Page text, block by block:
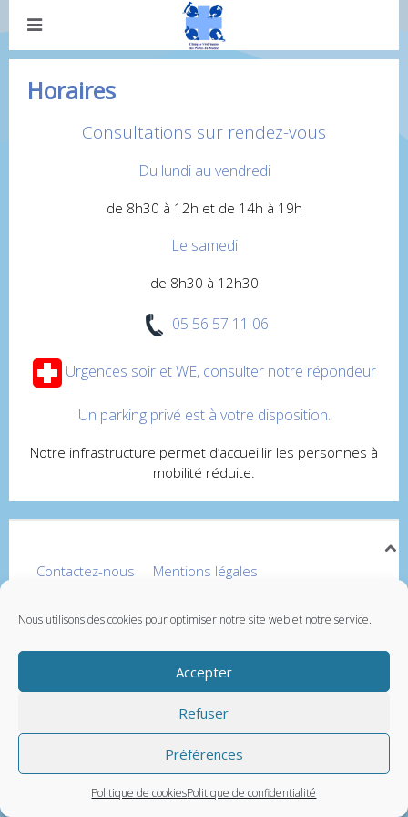
Nous utilisons des cookies pour optimiser notre site web et notre service.
Accepter
Refuser
Préférences
Politique de cookiesPolitique de confidentialité
Horaires
Consultations sur rendez-vous
Du lundi au vendredi
de 8h30 à 12h et de 14h à 19h
Le samedi
de 8h30 à 12h30
05 56 57 11 06
Urgences soir et WE, consulter notre répondeur
Un parking privé est à votre disposition.
Notre infrastructure permet d’accueillir les personnes à
mobilité réduite.
Contactez-nous
Mentions légales